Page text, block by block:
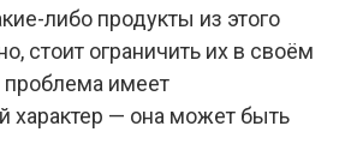
либо продукты из этого
стоит ограничить их в своём
имеет
характер — она может быть